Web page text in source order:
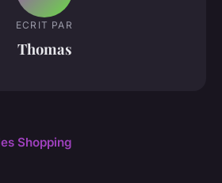
ECRIT PAR
Thomas
Shopping